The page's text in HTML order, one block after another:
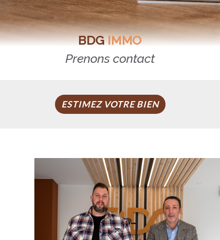
BDG IMMO
Prenons contact
ESTIMEZ VOTRE BIEN